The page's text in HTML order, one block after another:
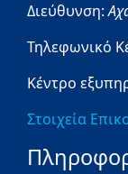
Διεύθυνση:
Τηλεφωνικό
Κέντρο
Στοιχεία